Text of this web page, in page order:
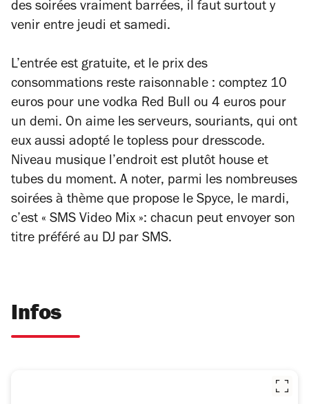
des soirées vraiment barrées, il faut surtout y
venir entre jeudi et samedi.
L’entrée est gratuite, et le prix des
consommations reste raisonnable : comptez 10
euros pour une vodka Red Bull ou 4 euros pour
un demi. On aime les serveurs, souriants, qui ont
eux aussi adopté le topless pour dresscode.
Niveau musique l’endroit est plutôt house et
tubes du moment. A noter, parmi les nombreuses
soirées à thème que propose le Spyce, le mardi,
c’est « SMS Video Mix »: chacun peut envoyer son
titre préféré au DJ par SMS.
Infos